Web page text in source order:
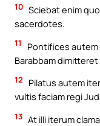
10 Sciebat enim
sacerdotes.
11
Pontifices
Barabbam dimitteret
12
Pilatus autem
vultis faciam regi
13 At illi iterum